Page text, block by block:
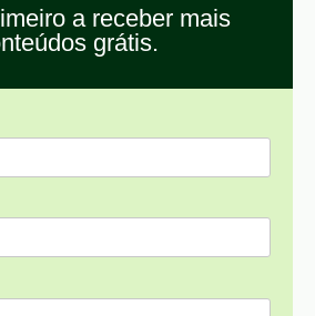
a receber mais
grátis.